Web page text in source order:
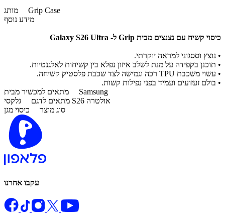
מותג Grip Case
מידע נוסף
כיסוי קשיח עם נצנצים מבית Grip ל- Galaxy S26 Ultra
• נוצץ וססגוני למראה יוקרתי.
• תוכנן בקפידה על מנת לשלב איזון נפלא בין קשיחות לאלגנטיות.
• עשוי משכבת TPU רכה וגמישה לצד שכבת פלסטיק קשיחה.
• בולם זעזועים ועמיד בפני נפילות קשות.
מתאים למכשיר מבית Samsung
מתאים לדגם
גלקסי S26 אולטרה
סוג מוצר כיסוי מגן
עקבו אחרנו